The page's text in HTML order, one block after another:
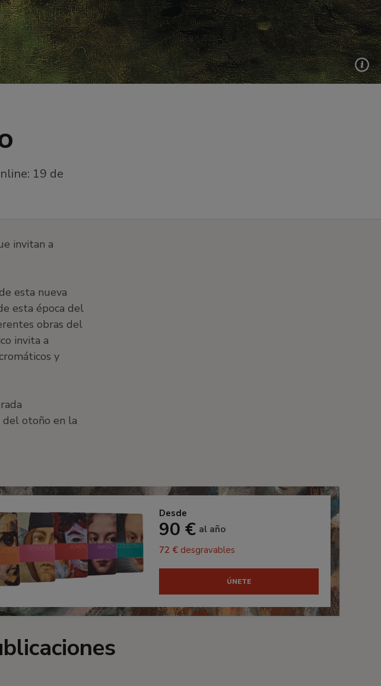
19 de
invitan a
esta nueva
esta época del
obras del
invita a
y
otoño en la
Desde
90 € al año
72 € desgravables
ÚNETE